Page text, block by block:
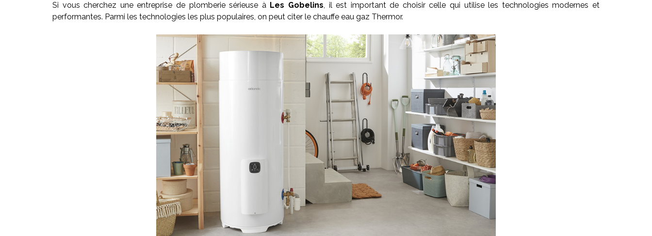
Si vous cherchez une entreprise de plomberie sérieuse à Les Gobelins, il est important de choisir celle qui utilise les technologies modernes et
performantes. Parmi les technologies les plus populaires, on peut citer le chauffe eau gaz Thermor.